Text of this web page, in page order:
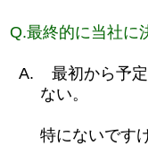
Q.最終的に当社に
A.
最初から予
ない。
特にないです